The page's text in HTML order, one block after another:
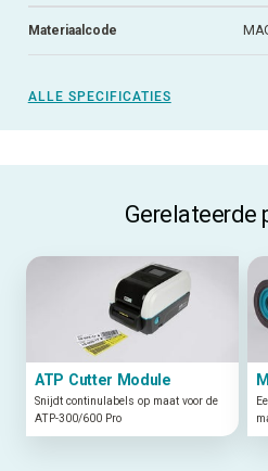
Materiaalcode
ALLE SPECIFICATIES
Gerelateerde
ATP Cutter Module
Snijdt continulabels op maat voor de
ATP-300/600 Pro